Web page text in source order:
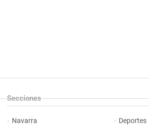
Secciones
Navarra Deportes